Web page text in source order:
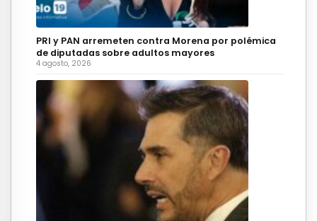
PRI y PAN arremeten contra Morena por polémica
de diputadas sobre adultos mayores
4 agosto, 2026